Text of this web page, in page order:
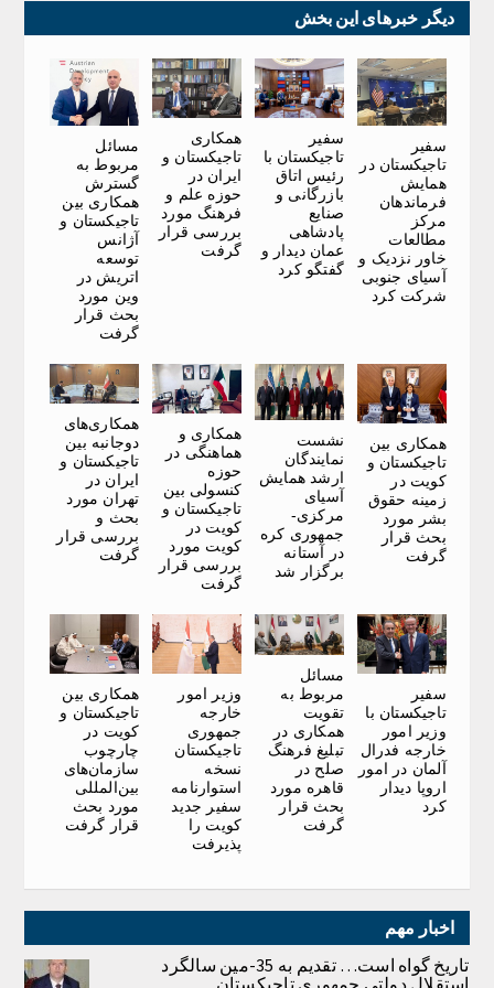
دیگر خبرهای این بخش
سفیر
تاجیکستان در
همایش
فرماندهان
مرکز
مطالعات
خاور نزدیک و
آسیای جنوبی
شرکت کرد
سفیر
تاجیکستان با
رئیس اتاق
بازرگانی و
صنایع
پادشاهی
عمان دیدار و
گفتگو کرد
همکاری
تاجیکستان و
ایران در
حوزه علم و
فرهنگ مورد
بررسی قرار
گرفت
مسائل
مربوط به
گسترش
همکاری بین
تاجیکستان و
آژانس
توسعه
اتریش در
وین مورد
بحث قرار
گرفت
همکاری بین
تاجیکستان و
کویت در
زمینه حقوق
بشر مورد
بحث قرار
گرفت
نشست
نمایندگان
ارشد همایش
آسیای
مرکزی-
جمهوری کره
در آستانه
برگزار شد
همکاری و
هماهنگی در
حوزه
کنسولی بین
تاجیکستان و
کویت در
کویت مورد
بررسی قرار
گرفت
همکاری‌های
دوجانبه بین
تاجیکستان و
ایران در
تهران مورد
بحث و
بررسی قرار
گرفت
سفیر
تاجیکستان با
وزیر امور
خارجه فدرال
آلمان در امور
اروپا دیدار
کرد
مسائل
مربوط به
تقویت
همکاری در
تبلیغ فرهنگ
صلح در
قاهره مورد
بحث قرار
گرفت
وزیر امور
خارجه
جمهوری
تاجیکستان
نسخه
استوارنامه
سفیر جدید
کویت را
پذیرفت
همکاری بین
تاجیکستان و
کویت در
چارچوب
سازمان‌های
بین‌المللی
مورد بحث
قرار گرفت
اخبار مهم
تاریخ گواه است… تقدیم به 35-مین سالگرد